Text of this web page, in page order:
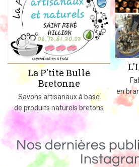
L'Ile aux Crayons
Fabricateur de Crayons
en branche d'arbres auvergnats
Des
Nos dernières